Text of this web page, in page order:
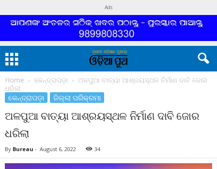
Ads
Home କେନ୍ଦ୍ରାପଡ଼ା
ଅଳପୁଆ ବାତ୍ୟା ଆଶ୍ରୟସ୍ଥଳ ନିର୍ମାଣ ଦାବି ଜୋର
ଧରିଲା
କେନ୍ଦ୍ରାପଡ଼ା ଜିଲ୍ଲା ପରିକ୍ରମା
ଅଳପୁଆ ବାତ୍ୟା ଆଶ୍ରୟସ୍ଥଳ ନିର୍ମାଣ ଦାବି ଜୋର
ଧରିଲା
By Bureau - August 6, 2022 34